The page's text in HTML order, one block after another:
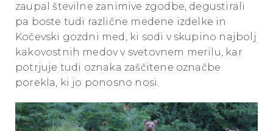
zaupal številne zanimive zgodbe, degustirali
pa boste tudi različne medene izdelke in
Kočevski gozdni med, ki sodi v skupino najbolj
kakovostnih medov v svetovnem merilu, kar
potrjuje tudi oznaka zaščitene označbe
porekla, ki jo ponosno nosi.